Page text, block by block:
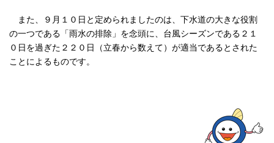
また、９月１０日と定められましたのは、下水道の大きな役割
の一つである「雨水の排除」を念頭に、台風シーズンである２１
０日を過ぎた２２０日（立春から数えて）が適当であるとされた
ことによるものです。